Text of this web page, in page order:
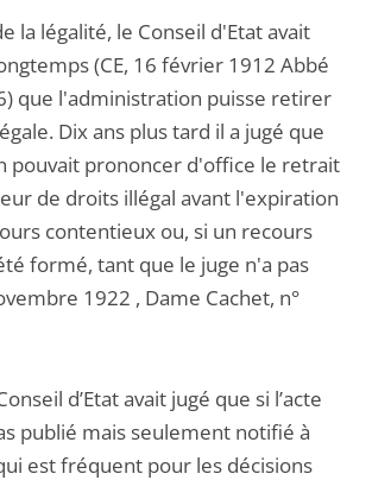
la légalité, le Conseil d'Etat avait
(CE, 16 février 1912 Abbé
que l'administration puisse retirer
Dix ans plus tard il a jugé que
pouvait prononcer d'office le retrait
de droits illégal avant l'expiration
contentieux ou, si un recours
formé, tant que le juge n'a pas
1922 , Dame Cachet, n°
d’Etat avait jugé que si l’acte
publié mais seulement notifié à
est fréquent pour les décisions